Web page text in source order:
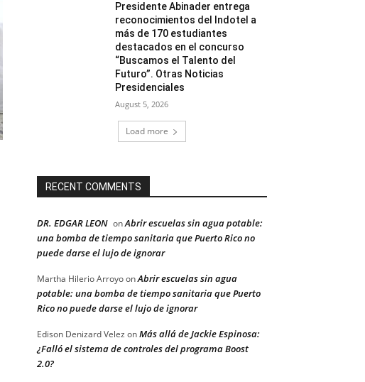
Presidente Abinader entrega
reconocimientos del Indotel a
más de 170 estudiantes
destacados en el concurso
“Buscamos el Talento del
Futuro”. Otras Noticias
Presidenciales
August 5, 2026
Load more
RECENT COMMENTS
DR. EDGAR LEON onAbrir escuelas sin agua potable:
una bomba de tiempo sanitaria que Puerto Rico no
puede darse el lujo de ignorar
Martha Hilerio ArroyoonAbrir escuelas sin agua
potable: una bomba de tiempo sanitaria que Puerto
Rico no puede darse el lujo de ignorar
Edison Denizard Velez onMás allá de Jackie Espinosa:
¿Falló el sistema de controles del programa Boost
2.0?